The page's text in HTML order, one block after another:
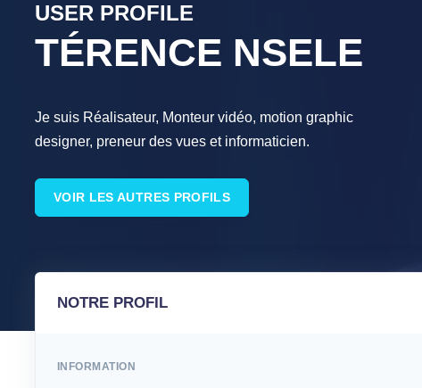
USER PROFILE
TÉRENCE NSELE
Je suis Réalisateur, Monteur vidéo, motion graphic
designer, preneur des vues et informaticien.
VOIR LES AUTRES PROFILS
NOTRE PROFIL
INFORMATION